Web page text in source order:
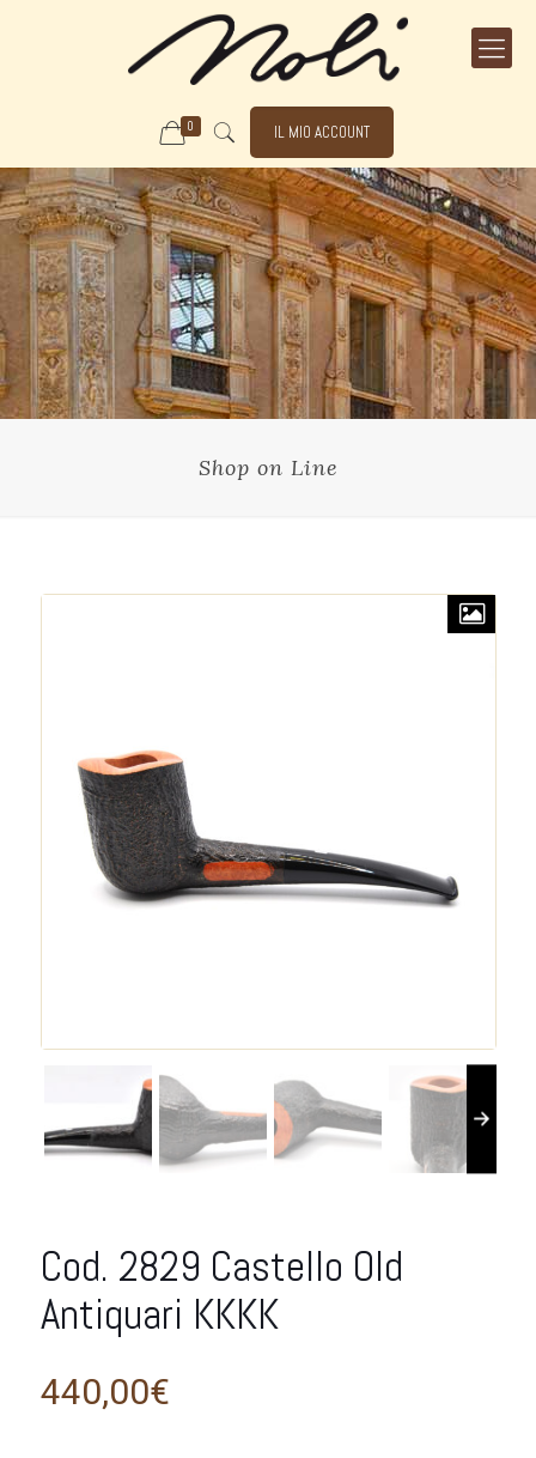
0 IL MIO ACCOUNT
Shop on Line
Cod. 2829 Castello Old
Antiquari KKKK
440,00€